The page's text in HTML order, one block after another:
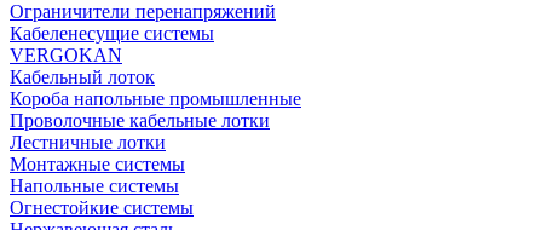
Ограничители перенапряжений
Кабеленесущие системы
VERGOKAN
Кабельный лоток
Короба напольные промышленные
Проволочные кабельные лотки
Лестничные лотки
Монтажные системы
Напольные системы
Огнестойкие системы